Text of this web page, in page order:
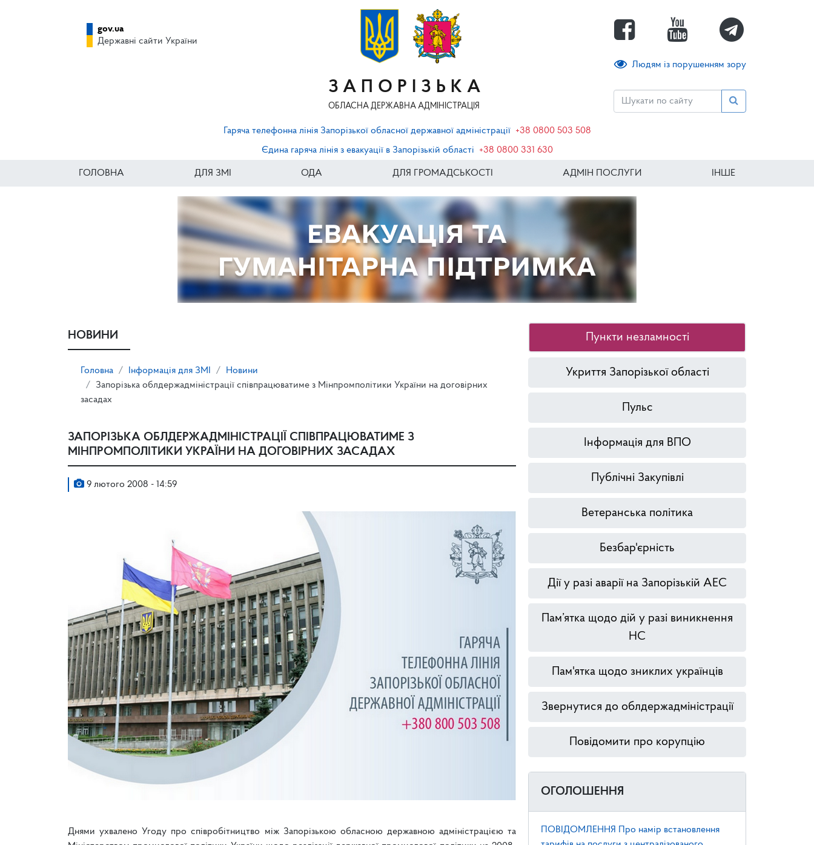
ЗАПОРІЗЬКА
ОБЛАСНА ДЕРЖАВНА АДМІНІСТРАЦІЯ
Людям із порушенням зору
gov.ua
Державні сайти України
Гаряча телефонна лінія Запорізької обласної державної адміністрації +38 0800 503 508
Єдина гаряча лінія з евакуації в Запорізькій області
+38 0800 331 630
ГОЛОВНА ДЛЯ ЗМІ ОДА ДЛЯ ГРОМАДСЬКОСТІ АДМІН ПОСЛУГИ ІНШЕ
НОВИНИ
Головна Інформація для ЗМІ
Новини
Запорізька облдержадміністрації співпрацюватиме з Мінпромполітики України на договірних
засадах
ЗАПОРІЗЬКА ОБЛДЕРЖАДМІНІСТРАЦІЇ СПІВПРАЦЮВАТИМЕ З
МІНПРОМПОЛІТИКИ УКРАЇНИ НА ДОГОВІРНИХ ЗАСАДАХ
9 лютого 2008 - 14:59
Днями ухвалено Угоду про співробітництво між Запорізькою обласною державною адміністрацією та
Пункти незламності
Укриття Запорізької області
Пульс
Інформація для ВПО
Публічні Закупівлі
Ветеранська політика
Безбар'єрність
Дії у разі аварії на Запорізькій АЕС
Пам’ятка щодо дій у разі виникнення
НС
Пам'ятка щодо зниклих українців
Звернутися до облдержадміністрації
Повідомити про корупцію
ОГОЛОШЕННЯ
ПОВІДОМЛЕННЯ Про намір встановлення